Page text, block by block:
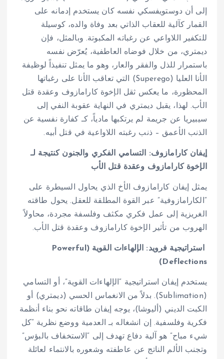
إلى أن دوستويفسكي نفسه كان يستخدم إدمانه على
القمار كآلية للعقاب الذاتي بعد وفاة والده، كوسيلة
للتكفير اللاواعي عن رغباته المكبوتة. وبالمثل، فإن
ديمتري، من خلال فوضاه العاطفية، يُعرّض نفسه
باستمرار للذل والفقر والعار، وهو ما يمثل تنفيذاً لوظيفة
الأنا العليا (Superego) التي تعاقب الأنا على رغباتها
المحظورة، ما يعكس ثقل الإخوة كارامازوف وعقدة قتل
الأب. لهذا، يقبل ديمتري في النهاية عقوبة النفي إلى
سيبيريا عن جريمة لم يرتكبها مادياً، كـ كفارة نفسية عن
الذنب الأعمق – ذنب رغبته اللاواعية في قتل أبيه.
إيفان كارامازوف: التسامي الفكري والجنون كنتيجة لـ
الإخوة كارامازوف وعقدة قتل الأب
يمثل إيفان كارامازوف الأخ الذي يحاول السيطرة على
“الكارامازوفية” عبر القوة المطلقة للعقل. يحول طاقته
الغريزية إلى عمل فكري مكثف وفلسفة مجردة، محاولاً
الهروب من تأثير الإخوة كارامازوف وعقدة قتل الأب.
استراتيجية فرويد: الإلهاءات القوية (Powerful
Deflections)
يستخدم إيفان استراتيجية “الإلهاءات القوية”، أو التسامي
(Sublimation). بدلاً من الانغماس الحسي (ديمتري) أو
الكبت الديني (أليوشا)، يوجه إيفان طاقاته نحو بناء أنظمة
فكرية وفلسفية. إن انشغاله بـ العدمية ووضع نظرية “كل
شيء مباح” هو آلية دفاع تهدف إلى “الاستخفاف بالبؤس”
وتجنب الألم الناتج عن عاطفته وشعوره بالانتماء لعائلة